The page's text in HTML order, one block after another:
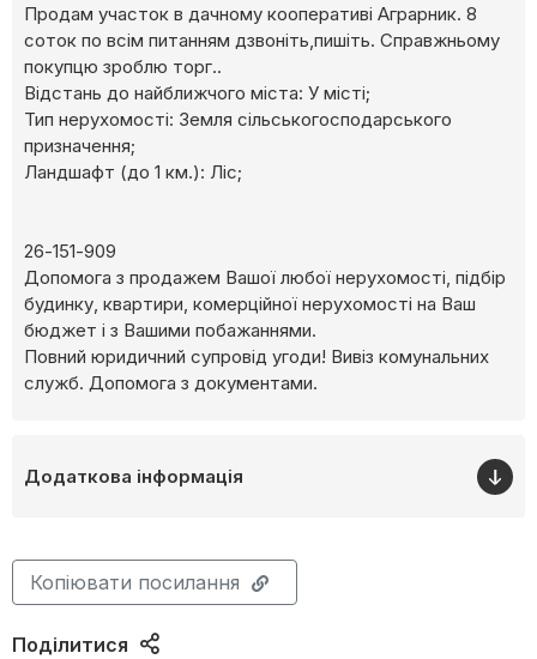
Продам участок в дачному кооперативі Аграрник. 8
соток по всім питанням дзвоніть,пишіть. Справжньому
покупцю зроблю торг..
Відстань до найближчого міста: У місті;
Тип нерухомості: Земля сільськогосподарського
призначення;
Ландшафт (до 1 км.): Ліс;
26-151-909
Допомога з продажем Вашої любої нерухомості, підбір
будинку, квартири, комерційної нерухомості на Ваш
бюджет і з Вашими побажаннями.
Повний юридичний супровід угоди! Вивіз комунальних
служб. Допомога з документами.
Додаткова інформація
Копіювати посилання
Поділитися